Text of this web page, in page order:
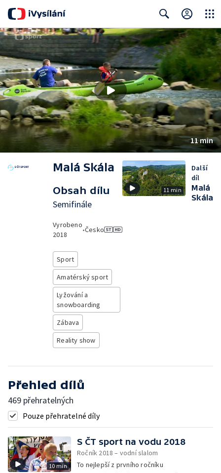
Search Close
11 min
Malá Skála
Obsah dílu
Semifinále
Vyrobeno
2018
•Česko
Sport
Amatérský sport
Lyžování a
snowboarding
Zábava
Reality show
11 min
Další
díl
Malá
Skála
Přehled dílů
469 přehratelných
Pouze přehratelné díly
10 min
S ČT sport na vodu 2018
Ročník 2018 – vodní slalom
To nejlepší z prvního ročníku